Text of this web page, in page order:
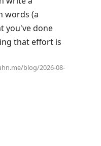
words (a
you've done
that effort is
blog/2026-08-